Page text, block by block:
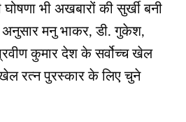
भी अखबारों की सुर्खी बनी
अनुसार मनु भाकर, डी. गुकेश,
कुमार देश के सर्वोच्‍च खेल
रत्‍न पुरस्‍कार के लिए चुने